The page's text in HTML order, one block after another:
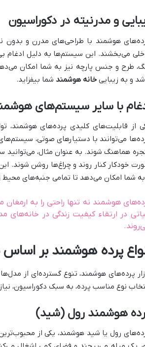
و مدرنیته در دکوراسیون
هوشمند با طراحی‌های مدرن و بدون
می‌بخشند. این سیستم‌ها به دلیل ادغام
طرح و جنس پارچه نیز به شما امکان
و به زیباییخانه هوشمند شما بیفزاید.
با سایر سیستم‌های
از قابلیت‌های کلیدی پرده‌های هوشمند،
می‌توانند با دستیارهای صوتی،
هماهنگ شوند. به عنوان مثال،
خودکار کنار روند و چراغ‌ها روشن شوند.
شما امکان می‌دهد تا تمامی جنبه‌های
هوشمند نه تنها راحتی را به
در ارتقاء کیفیت زندگی در خانه‌های
پرده هوشمند بر اساس
پرده‌های هوشمند، تنوع گسترده‌ای از
نوع مناسب پرده، به سبک دکوراسیون،
هوشمند رول (شید)
رول یا شید هوشمند، یکی از